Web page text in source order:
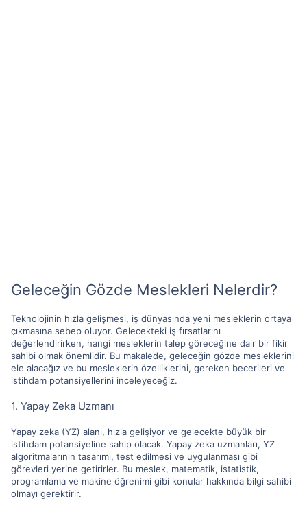
Geleceğin Gözde Meslekleri Nelerdir?
Teknolojinin hızla gelişmesi, iş dünyasında yeni mesleklerin ortaya
çıkmasına sebep oluyor. Gelecekteki iş fırsatlarını
değerlendirirken, hangi mesleklerin talep göreceğine dair bir fikir
sahibi olmak önemlidir. Bu makalede, geleceğin gözde mesleklerini
ele alacağız ve bu mesleklerin özelliklerini, gereken becerileri ve
istihdam potansiyellerini inceleyeceğiz.
1. Yapay Zeka Uzmanı
Yapay zeka (YZ) alanı, hızla gelişiyor ve gelecekte büyük bir
istihdam potansiyeline sahip olacak. Yapay zeka uzmanları, YZ
algoritmalarının tasarımı, test edilmesi ve uygulanması gibi
görevleri yerine getirirler. Bu meslek, matematik, istatistik,
programlama ve makine öğrenimi gibi konular hakkında bilgi sahibi
olmayı gerektirir.